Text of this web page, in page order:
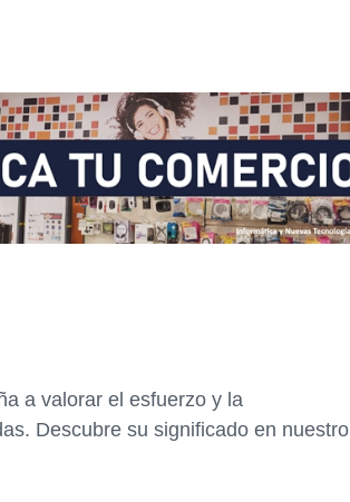
a valorar el esfuerzo y la
Descubre su significado en nuestro